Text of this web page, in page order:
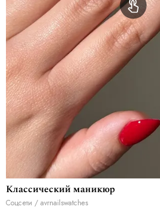
Классический маникюр
Соцсети / avrnailswatches